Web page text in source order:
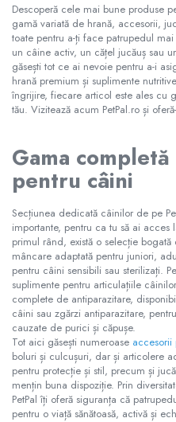
Descoperă cele mai bune produse
gamă variată de hrană, accesorii,
toate pentru a-ți face patrupedul
un câine activ, un cățel jucăuș sau
găsești tot ce ai nevoie pentru a-i
hrană premium și suplimente
îngrijire, fiecare articol este ales cu
tău. Vizitează acum PetPal.ro și
Gama
pentru câini
Secțiunea dedicată câinilor de pe
importante, pentru ca tu să ai
primul rând, există o selecție bogată
mâncare adaptată pentru juniori,
pentru câini sensibili sau sterilizați.
suplimente pentru articulațiile
complete de antiparazitare,
câini sau zgărzi antiparazitare,
cauzate de purici și căpușe.
Tot aici găsești numeroase
boluri și culcușuri, dar și articolere
pentru protecție și stil, precum și
mențin buna dispoziție. Prin
PetPal îți oferă siguranța că
pentru o viață sănătoasă, activă și